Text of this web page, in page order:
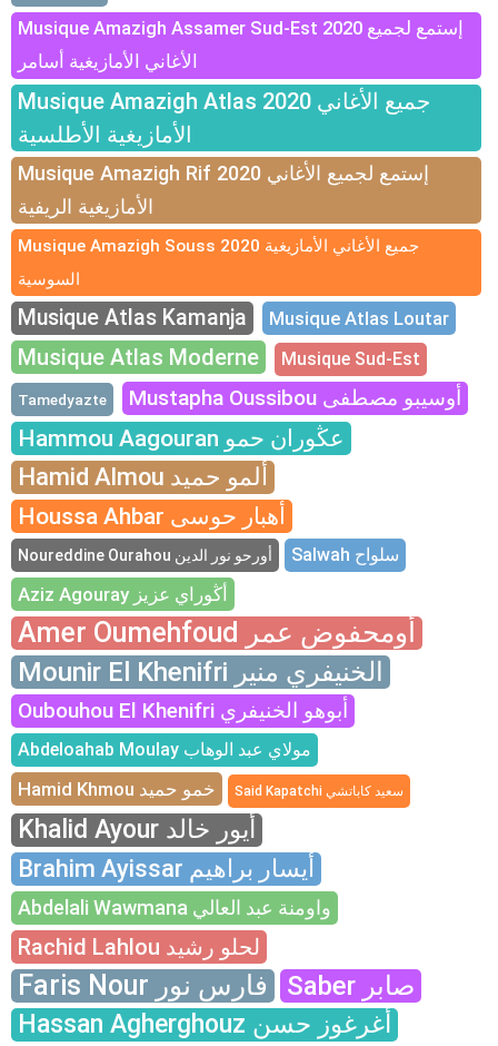
Musique Amazigh Assamer Sud-Est 2020 إستمع لجميع
الأغاني الأمازيغية أسامر
Musique Amazigh Atlas 2020 جميع الأغاني
الأمازيغية الأطلسية
Musique Amazigh Rif 2020 إستمع لجميع الأغاني
الأمازيغية الريفية
Musique Amazigh Souss 2020 جميع الأغاني الأمازيغية
السوسية
Musique Atlas Kamanja Musique Atlas Loutar
Musique Atlas Moderne Musique Sud-Est
Tamedyazte Mustapha Oussibou أوسيبو مصطفى
Hammou Aagouran عڭوران حمو
Hamid Almou ألمو حميد
Houssa Ahbar أهبار حوسى
Noureddine Ourahou أورحو نور الدين Salwah سلواح
Aziz Agouray أڭوراي عزيز
Amer Oumehfoud أومحفوض عمر
Mounir El Khenifri الخنيفري منير
Oubouhou El Khenifri أبوهو الخنيفري
Abdeloahab Moulay مولاي عبد الوهاب
Hamid Khmou خمو حميد Said Kapatchi سعيد كاباتشي
Khalid Ayour أيور خالد
Brahim Ayissar أيسار براهيم
Abdelali Wawmana واومنة عبد العالي
Rachid Lahlou لحلو رشيد
Faris Nour فارس نور Saber صابر
Hassan Agherghouz أغرغوز حسن